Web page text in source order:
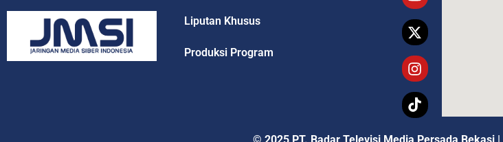
Liputan Khusus
Produksi Program